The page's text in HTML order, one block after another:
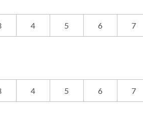
4 5 6 7
4 5 6 7